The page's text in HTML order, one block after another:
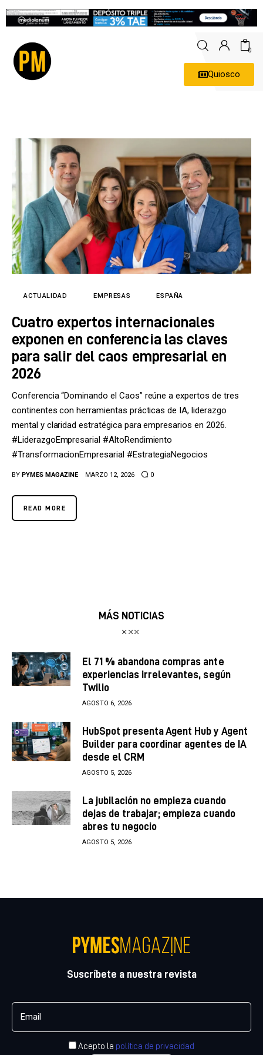
0
Quiosco
Economía
Empresas
Entrevistas
Expertos
Tecnología
Cultura
LifeStyle
Directorio
ACTUALIDAD EMPRESAS ESPAÑA
Cuatro expertos internacionales
exponen en conferencia las claves
para salir del caos empresarial en
2026
Conferencia “Dominando el Caos” reúne a expertos de tres
continentes con herramientas prácticas de IA, liderazgo
mental y claridad estratégica para empresarios en 2026.
#LiderazgoEmpresarial #AltoRendimiento
#TransformacionEmpresarial #EstrategiaNegocios
BY PYMES MAGAZINE MARZO 12, 2026 0
READ MORE
MÁS NOTICIAS
El 71 % abandona compras ante
experiencias irrelevantes, según
Twilio
AGOSTO 6, 2026
HubSpot presenta Agent Hub y Agent
Builder para coordinar agentes de IA
desde el CRM
AGOSTO 5, 2026
La jubilación no empieza cuando
dejas de trabajar; empieza cuando
abres tu negocio
AGOSTO 5, 2026
Suscríbete a nuestra revista
Acepto la política de privacidad